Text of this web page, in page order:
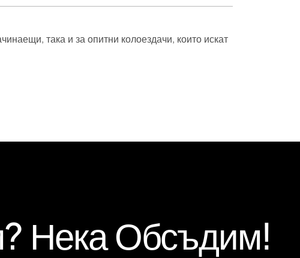
така и за опитни колоездачи, които искат
Нека Обсъдим!